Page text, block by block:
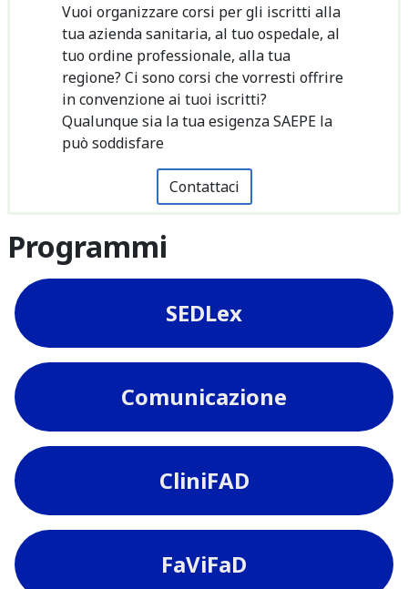
Vuoi organizzare corsi per gli iscritti alla
tua azienda sanitaria, al tuo ospedale, al
tuo ordine professionale, alla tua
regione? Ci sono corsi che vorresti offrire
in convenzione ai tuoi iscritti?
Qualunque sia la tua esigenza SAEPE la
può soddisfare
Contattaci
Programmi
SEDLex
Comunicazione
CliniFAD
FaViFaD